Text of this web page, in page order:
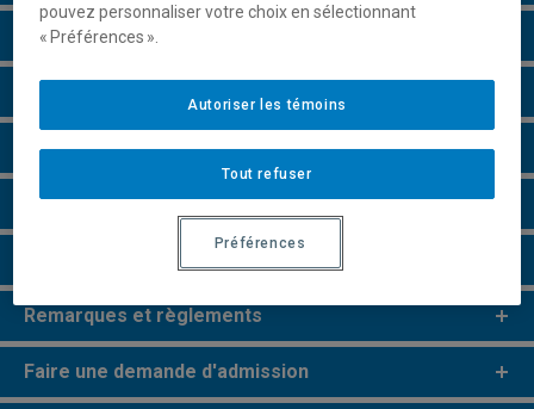
Conditions d'admission
Grille de cheminement
Particularités
Remarques et règlements
Faire une demande d'admission
pouvez personnaliser votre choix en sélectionnant
« Préférences ».
Tout refuser
Autoriser les témoins
Préférences